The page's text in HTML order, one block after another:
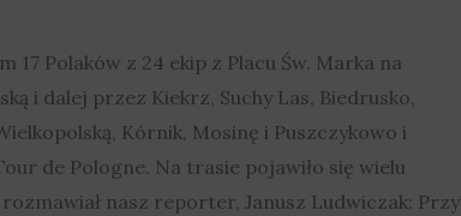
17 Polaków z 24 ekip z Placu Św. Marka na
i dalej przez Kiekrz, Suchy Las, Biedrusko,
Kórnik, Mosinę i Puszczykowo i
de Pologne. Na trasie pojawiło się wielu
nasz reporter, Janusz Ludwiczak: Przy